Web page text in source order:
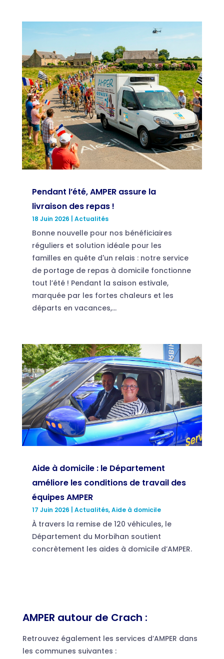
Pendant l’été, AMPER assure la
livraison des repas !
18 Juin 2026 Actualités
Bonne nouvelle pour nos bénéficiaires
réguliers et solution idéale pour les
familles en quête d'un relais : notre service
de portage de repas à domicile fonctionne
tout l’été ! Pendant la saison estivale,
marquée par les fortes chaleurs et les
départs en vacances,...
Aide à domicile : le Département
améliore les conditions de travail des
équipes AMPER
17 Juin 2026 Actualités,Aide à domicile
À travers la remise de 120 véhicules, le
Département du Morbihan soutient
concrètement les aides à domicile d’AMPER.
AMPER autour de Crach :
Retrouvez également les services d’AMPER dans
les communes suivantes :